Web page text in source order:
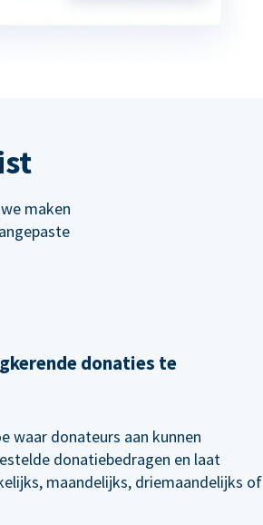
maken
donaties te
waar donateurs aan kunnen
donatiebedragen en laat
maandelijks, driemaandelijks of